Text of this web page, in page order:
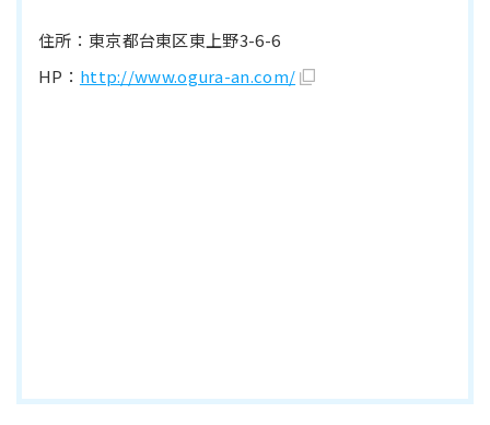
住所：東京都台東区東上野3-6-6
HP： http://www.ogura-an.com/